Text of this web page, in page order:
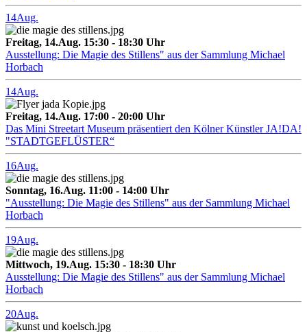
14Aug.
Freitag, 14.Aug. 15:30 - 18:30 Uhr
Ausstellung: Die Magie des Stillens" aus der Sammlung Michael
Horbach
14Aug.
Freitag, 14.Aug. 17:00 - 20:00 Uhr
Das Mini Streetart Museum präsentiert den Kölner Künstler JA!DA!
"STADTGEFLÜSTER“
16Aug.
Sonntag, 16.Aug. 11:00 - 14:00 Uhr
"Ausstellung: Die Magie des Stillens" aus der Sammlung Michael
Horbach
19Aug.
Mittwoch, 19.Aug. 15:30 - 18:30 Uhr
Ausstellung: Die Magie des Stillens" aus der Sammlung Michael
Horbach
20Aug.